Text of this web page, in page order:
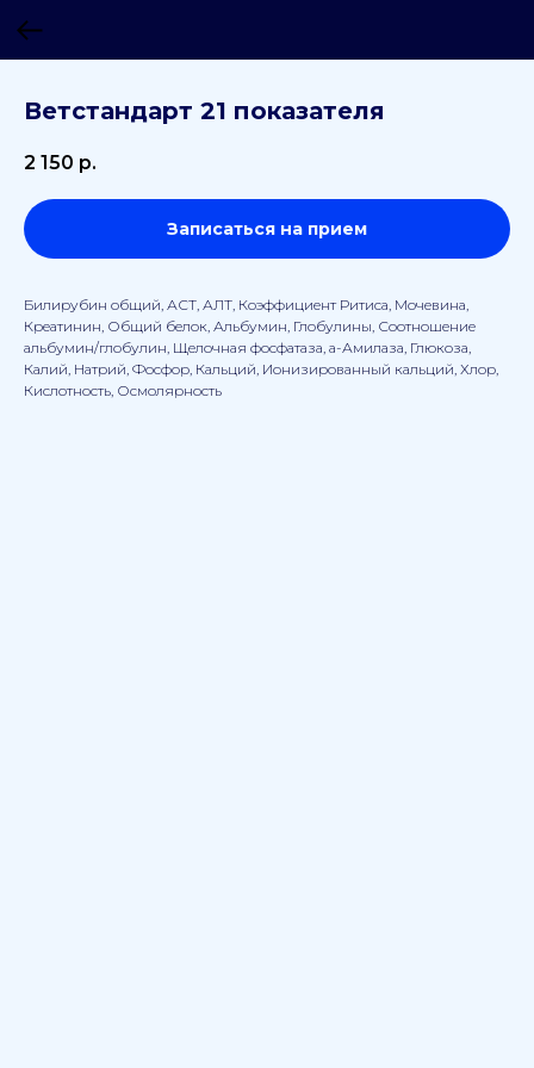
Ветстандарт 21 показателя
2 150 р.
Записаться на прием
Билирубин общий, АСТ, АЛТ, Коэффициент Ритиса, Мочевина,
Креатинин, Общий белок, Альбумин, Глобулины, Соотношение
альбумин/глобулин, Щелочная фосфатаза, а-Амилаза, Глюкоза,
Калий, Натрий, Фосфор, Кальций, Ионизированный кальций, Хлор,
Кислотность, Осмолярность